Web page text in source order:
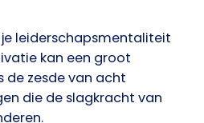
leiderschapsmentaliteit
kan een groot
de zesde van acht
die de slagkracht van